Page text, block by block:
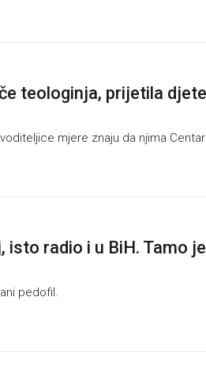
teologinja, prijetila
mjere znaju da njima
radio i u BiH. Tamo je
pedofil.